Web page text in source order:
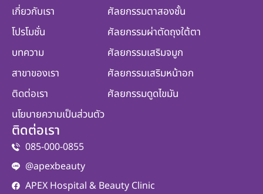
เกี่ยวกับเรา
โปรโมชั่น
บทความ
สาขาของเรา
ติดต่อเรา
นโยบายความเป็นส่วนตัว
ศัลยกรรมตาสองชั้น
ศัลยกรรมผ่าตัดถุงใต้ตา
ศัลยกรรมเสริมจมูก
ศัลยกรรมเสริมหน้าอก
ศัลยกรรมดูดไขมัน
ติดต่อเรา
085-000-0855
@apexbeauty
APEX Hospital & Beauty Clinic